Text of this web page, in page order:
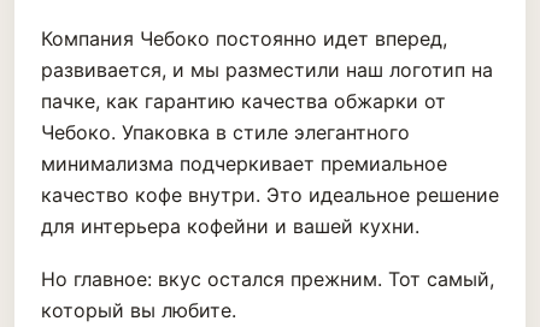
Компания Чебоко постоянно идет вперед,
развивается, и мы разместили наш логотип на
пачке, как гарантию качества обжарки от
Чебоко. Упаковка в стиле элегантного
минимализма подчеркивает премиальное
качество кофе внутри. Это идеальное решение
для интерьера кофейни и вашей кухни.
Но главное: вкус остался прежним. Тот самый,
который вы любите.